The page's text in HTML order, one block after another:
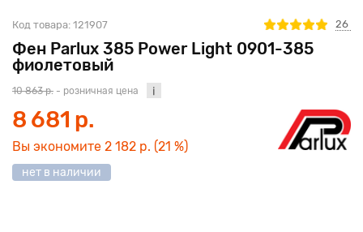
Фен Parlux 385 Power Light 0901-385
фиолетовый
Код товара: 121907 26
10 863 р. - розничная цена
8 681 р.
Вы экономите 2 182 р. (21 %)
нет в наличии